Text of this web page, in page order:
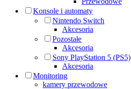
Konsole i automaty
Nintendo Switch
Akcesoria
Pozostałe
Akcesoria
Sony PlayStation 5 (PS5)
Akcesoria
Monitoring
kamery przewodowe